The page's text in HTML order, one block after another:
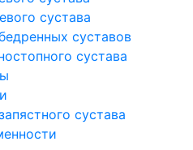
сустава
суставов
сустава
сустава